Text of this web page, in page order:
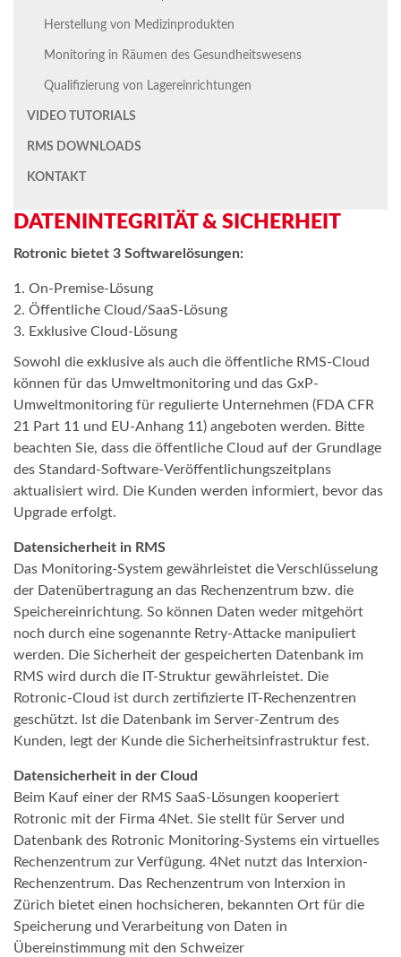
Herstellung von Medizinprodukten
Monitoring in Räumen des Gesundheitswesens
Qualifizierung von Lagereinrichtungen
VIDEO TUTORIALS
RMS DOWNLOADS
KONTAKT
DATENINTEGRITÄT & SICHERHEIT
Rotronic bietet 3 Softwarelösungen:
On-Premise-Lösung
Öffentliche Cloud/SaaS-Lösung
Exklusive Cloud-Lösung
Sowohl die exklusive als auch die öffentliche RMS-Cloud
können für das Umweltmonitoring und das GxP-
Umweltmonitoring für regulierte Unternehmen (FDA CFR
21 Part 11 und EU-Anhang 11) angeboten werden. Bitte
beachten Sie, dass die öffentliche Cloud auf der Grundlage
des Standard-Software-Veröffentlichungszeitplans
aktualisiert wird. Die Kunden werden informiert, bevor das
Upgrade erfolgt.
Datensicherheit in RMS
Das Monitoring-System gewährleistet die Verschlüsselung
der Datenübertragung an das Rechenzentrum bzw. die
Speichereinrichtung. So können Daten weder mitgehört
noch durch eine sogenannte Retry-Attacke manipuliert
werden. Die Sicherheit der gespeicherten Datenbank im
RMS wird durch die IT-Struktur gewährleistet. Die
Rotronic-Cloud ist durch zertifizierte IT-Rechenzentren
geschützt. Ist die Datenbank im Server-Zentrum des
Kunden, legt der Kunde die Sicherheitsinfrastruktur fest.
Datensicherheit in der Cloud
Beim Kauf einer der RMS SaaS-Lösungen kooperiert
Rotronic mit der Firma 4Net. Sie stellt für Server und
Datenbank des Rotronic Monitoring-Systems ein virtuelles
Rechenzentrum zur Verfügung. 4Net nutzt das Interxion-
Rechenzentrum. Das Rechenzentrum von Interxion in
Zürich bietet einen hochsicheren, bekannten Ort für die
Speicherung und Verarbeitung von Daten in
Übereinstimmung mit den Schweizer